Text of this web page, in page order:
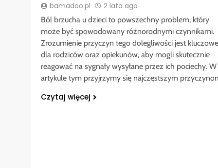
bamadoo.pl 2 lata ago
Ból brzucha u dzieci to powszechny problem, który
może być spowodowany różnorodnymi czynnikami.
Zrozumienie przyczyn tego dolegliwości jest kluczowe
dla rodziców oraz opiekunów, aby mogli skutecznie
reagować na sygnały wysyłane przez ich pociechy. W
artykule tym przyjrzymy się najczęstszym
Czytaj więcej